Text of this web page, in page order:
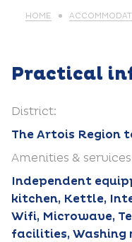
HOME
Practical
District:
The Artois Region
Amenities &
Independent
kitchen, Kettle,
Wifi, Microwave,
facilities, Washing